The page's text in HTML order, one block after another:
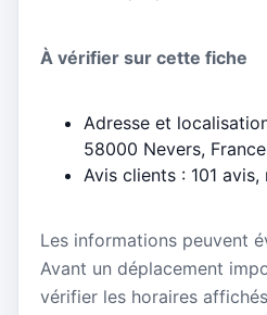
À vérifier sur cette fiche
Adresse et
58000 Nevers, France
Avis clients : 101
Les informations peuvent
Avant un déplacement
vérifier les horaires